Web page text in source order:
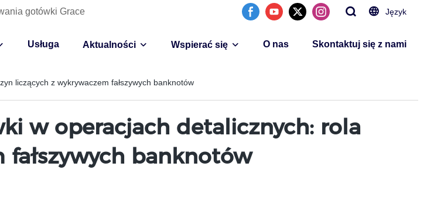
gotówki Grace Język
Usługa Aktualności Wspierać się O nas Skontaktuj się z nami
liczących z wykrywaczem fałszywych banknotów
w operacjach detalicznych: rola
banknotów